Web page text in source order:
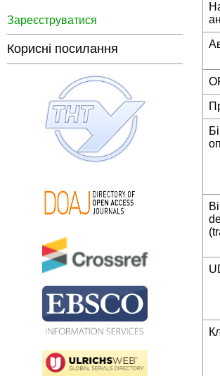
Зареєструватися
Корисні посилання